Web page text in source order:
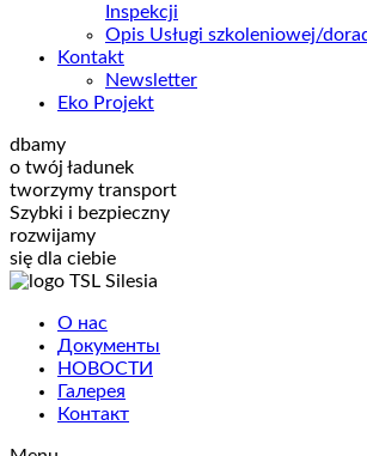
Inspekcji
Opis Usługi szkoleniowej/
Kontakt
Newsletter
Eko Projekt
dbamy
o twój ładunek
tworzymy transport
Szybki i bezpieczny
rozwijamy
się dla ciebie
О нас
Документы
НОВОСТИ
Галерея
Контакт